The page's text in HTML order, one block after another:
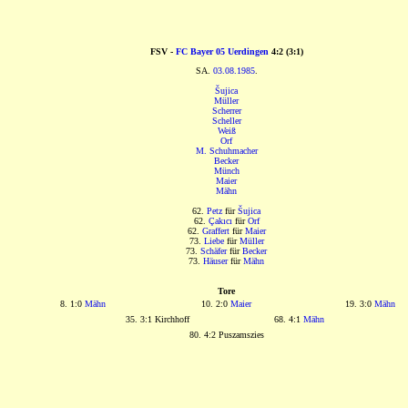
FSV - FC Bayer 05 Uerdingen 4:2 (3:1)
SA. 03.08.1985.
Šujica
Müller
Scherrer
Scheller
Weiß
Orf
M. Schuhmacher
Becker
Münch
Maier
Mähn
62. Petz fürŠujica
62. Çakıcı fürOrf
62. GraffertfürMaier
73. LiebefürMüller
73. SchäferfürBecker
73. HäuserfürMähn
Tore
8. 1:0 Mähn 10. 2:0 Maier 19. 3:0 Mähn
35. 3:1 Kirchhoff
68. 4:1 Mähn
80. 4:2 Puszamszies